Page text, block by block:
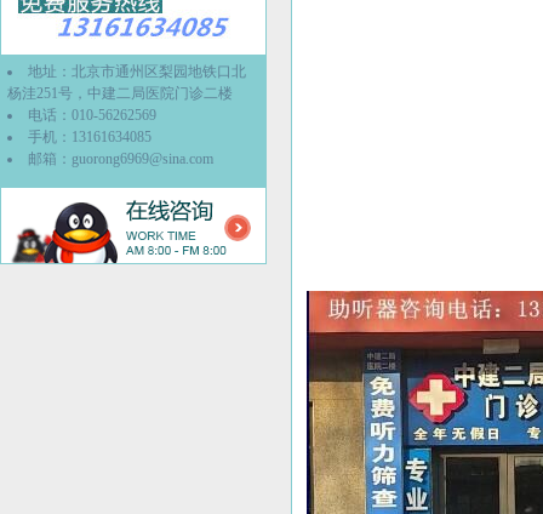
地址：北京市通州区梨园地铁口北
杨洼251号，中建二局医院门诊二楼
电话：010-56262569
手机：13161634085
邮箱： guorong6969@sina.com